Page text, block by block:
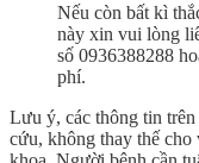
Nếu còn bất kì
này xin vui lòng
số 0936388288
phí.
Lưu ý, các thông tin
cứu, không thay thế cho